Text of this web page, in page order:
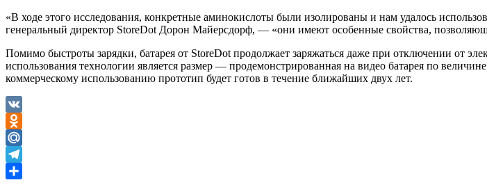
«В ходе этого исследования, конкретные аминокислоты были изолированы и нам удалось
генеральный директор StoreDot Дорон Майерсдорф, — «они имеют особенные свойства,
Помимо быстроты зарядки, батарея от StoreDot продолжает заряжаться даже при отключении от
использования технологии является размер — продемонстрированная на видео батарея по
коммерческому использованию прототип будет готов в течение ближайших двух лет.
VK
Odnoklassniki
Mail.Ru
Telegram